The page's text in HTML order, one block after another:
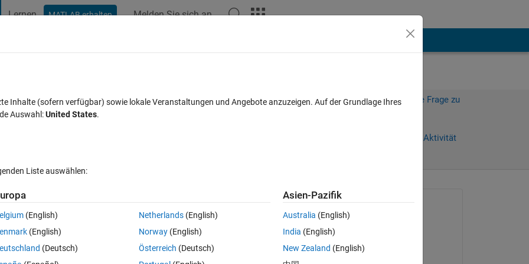
Lernen MATLAB erhalten Melden Sie sich an
single graph?
Melden Sie sich an, um diese Frage zu
Anmelden, um Aktivität
Ältere Kommentare anzeigen
Y3=(X).^2; For y-plot I want respective adjusted range of axis.
UTKARSH VERMA
am 13 Jan. 2018
Inhalte (sofern verfügbar) sowie lokale Veranstaltungen und Angebote anzuzeigen. Auf der Grundlage Ihres
Auswahl:United States.
Liste auswählen:
(English)
(English)
(Deutsch)
Netherlands(English)
Norway(English)
Österreich (Deutsch)
Asien-Pazifik
Australia (English)
India (English)
New Zealand (English)